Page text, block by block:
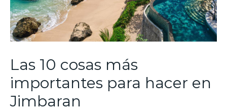
Las 10 cosas más
importantes para hacer en
Jimbaran